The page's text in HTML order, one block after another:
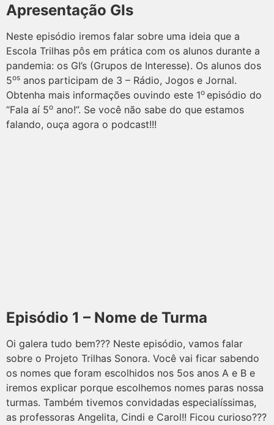
Apresentação GIs
Neste episódio iremos falar sobre uma ideia que a
Escola Trilhas pôs em prática com os alunos durante a
pandemia: os GI’s (Grupos de Interesse). Os alunos dos
5os anos participam de 3 – Rádio, Jogos e Jornal.
Obtenha mais informações ouvindo este 1o episódio do
“Fala aí 5o ano!”. Se você não sabe do que estamos
falando, ouça agora o podcast!!!
Episódio 1 – Nome de Turma
Oi galera tudo bem??? Neste episódio, vamos falar
sobre o Projeto Trilhas Sonora. Você vai ficar sabendo
os nomes que foram escolhidos nos 5os anos A e B e
iremos explicar porque escolhemos nomes paras nossa
turmas. Também tivemos convidadas especialíssimas,
as professoras Angelita, Cindi e Carol!! Ficou curioso???